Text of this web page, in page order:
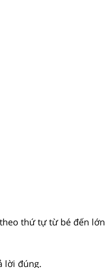
theo thứ tự từ bé đến lớn
lời đúng.